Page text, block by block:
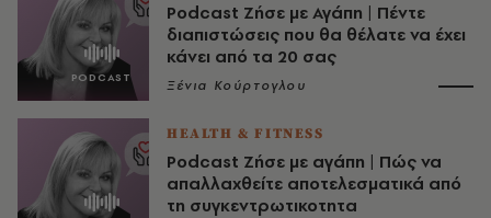
Podcast Ζήσε με Αγάπη | Πέντε
διαπιστώσεις που θα θέλατε να έχει
κάνει από τα 20 σας
Ξένια Κούρτογλου
HEALTH & FITNESS
Podcast Ζήσε με αγάπη | Πώς να
απαλλαχθείτε αποτελεσματικά από
τη συγκεντρωτικοτητα